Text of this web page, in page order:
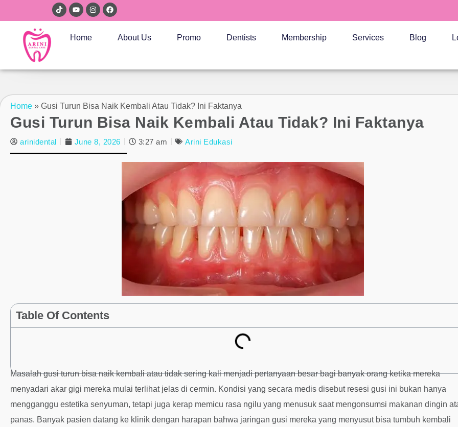
Home About Us Promo Dentists Membership Services Blog
Home » Gusi Turun Bisa Naik Kembali Atau Tidak? Ini Faktanya
Gusi Turun Bisa Naik Kembali Atau Tidak? Ini Faktanya
arinidental June 8, 2026 3:27 am Arini Edukasi
Table Of Contents
Masalah gusi turun bisa naik kembali atau tidak sering kali menjadi pertanyaan besar bagi banyak orang ketika mereka
menyadari akar gigi mereka mulai terlihat jelas di cermin. Kondisi yang secara medis disebut resesi gusi ini bukan hanya
mengganggu estetika senyuman, tetapi juga kerap memicu rasa ngilu yang menusuk saat mengonsumsi makanan dingin
panas. Banyak pasien datang ke klinik dengan harapan bahwa jaringan gusi mereka yang menyusut bisa tumbuh kembali